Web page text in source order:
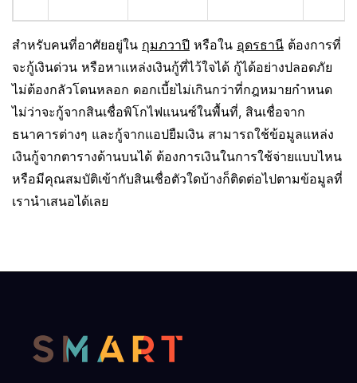
สำหรับคนที่อาศัยอยู่ใน กุมภวาปี หรือใน อุดรธานี ต้องการที่
จะกู้เงินด่วน หรือหาแหล่งเงินกู้ที่ไว้ใจได้ กู้ได้อย่างปลอดภัย
ไม่ต้องกลัวโดนหลอก ดอกเบี้ยไม่เกินกว่าที่กฎหมายกำหนด
ไม่ว่าจะกู้จากสินเชื่อพิโกไฟแนนซ์ในพื้นที่, สินเชื่อจาก
ธนาคารต่างๆ และกู้จากแอปยืมเงิน สามารถใช้ข้อมูลแหล่ง
เงินกู้จากตารางด้านบนได้ ต้องการเงินในการใช้จ่ายแบบไหน
หรือมีคุณสมบัติเข้ากับสินเชื่อตัวใดบ้างก็ติดต่อไปตามข้อมูลที่
เรานำเสนอได้เลย